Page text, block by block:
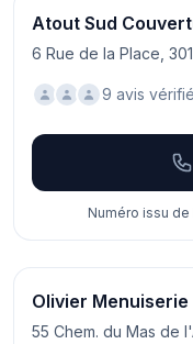
Atout Sud
6 Rue de la Place,
9 avis
Numéro issu
Olivier Menuiserie
55 Chem. du Mas de